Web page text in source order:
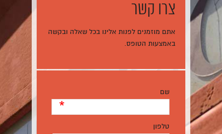
צרו קשר
אתם מוזמנים לפנות אלינו בכל שאלה ובקשה
באמצעות הטופס.
שם
*
טלפון